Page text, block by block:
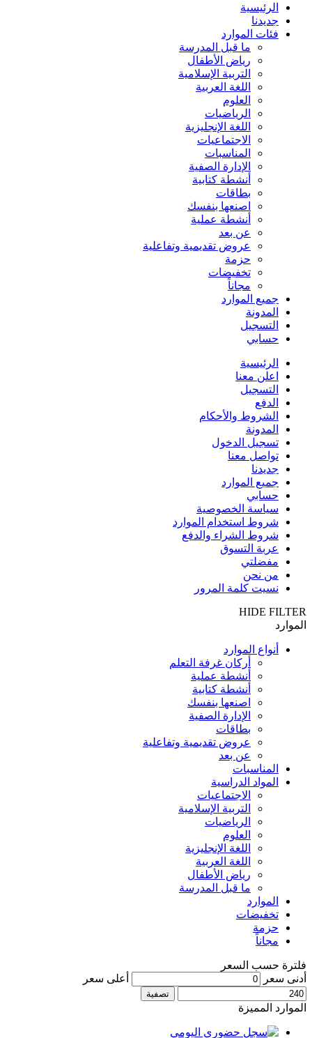
الرئيسية
جديدنا
فئات الموارد
ما قبل المدرسة
رياض الأطفال
التربية الإسلامية
اللغة العربية
العلوم
الرياضيات
اللغة الإنجليزية
الاجتماعيات
المناسبات
الإدارة الصفية
أنشطة كتابية
بطاقات
اصنعها بنفسك
أنشطة عملية
عن بعد
عروض تقديمية وتفاعلية
حزمة
تخفيضات
مجاناً
جميع الموارد
المدونة
التسجيل
حسابي
الرئيسية
اعلن معنا
التسجيل
الدفع
الشروط والأحكام
المدونة
تسجيل الدخول
تواصل معنا
جديدنا
جميع الموارد
حسابي
سياسة الخصوصية
شروط استخدام الموارد
شروط الشراء والدفع
عربة التسوق
مفضلتي
من نحن
نسيت كلمة المرور
HIDE FILTER
الموارد
أنواع الموارد
أركان غرفة التعلم
أنشطة عملية
أنشطة كتابية
اصنعها بنفسك
الإدارة الصفية
بطاقات
عروض تقديمية وتفاعلية
عن بعد
المناسبات
المواد الدراسية
الاجتماعيات
التربية الإسلامية
الرياضيات
العلوم
اللغة الإنجليزية
اللغة العربية
رياض الأطفال
ما قبل المدرسة
الموارد
تخفيضات
حزمة
مجاناً
فلترة حسب السعر
أدنى سعر
أعلى سعر
تصفية
الموارد المميزة